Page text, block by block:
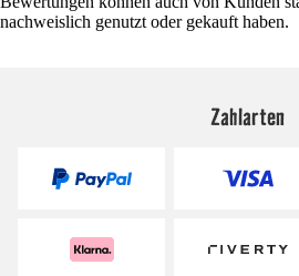
nachweislich genutzt oder gekauft haben.
Zahlarten